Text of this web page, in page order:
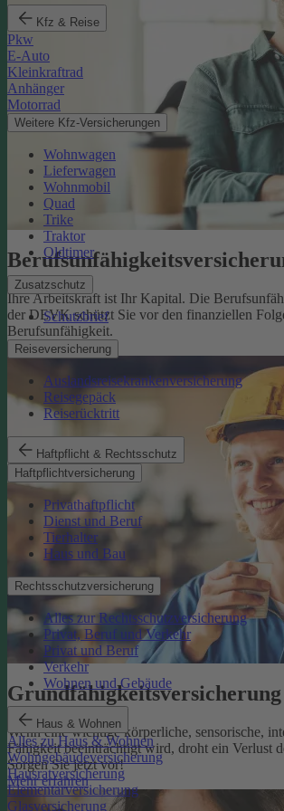
Kfz & Reise
Pkw
E-Auto
Kleinkraftrad
Anhänger
Motorrad
Weitere Kfz-Versicherungen
Wohnwagen
Lieferwagen
Wohnmobil
Quad
Trike
Traktor
Oldtimer
Zusatzschutz
Schutzbrief
Reiseversicherung
Auslandsreisekrankenversicherung
Reisegepäck
Reiserücktritt
Haftpflicht & Rechtsschutz
Haftpflichtversicherung
Privathaftpflicht
Dienst und Beruf
Tierhalter
Haus und Bau
Rechtsschutzversicherung
Alles zur Rechtsschutzversicherung
Privat, Beruf und Verkehr
Privat und Beruf
Verkehr
Wohnen und Gebäude
Haus & Wohnen
Alles zu Haus & Wohnen
Wohngebäudeversicherung
Hausratversicherung
Elementarversicherung
Glasversicherung
Ihre Arbeitskraft ist Ihr Kapital. Die
der DEVK schützt Sie vor den finanziellen
Berufsunfähigkeit.
Mehr erfahren
Grundfähigkeits­versicherung
Wenn eine wichtige körperliche, sensorische,
Fähigkeit beeinträchtigt wird, droht ein Verlust
Sorgen Sie jetzt vor!
Mehr erfahren